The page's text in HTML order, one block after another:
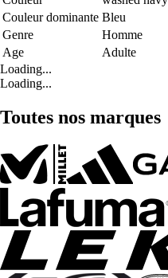
Couleur dominante Bleu
Genre
Homme
Age
Adulte
Loading...
Loading...
Toutes nos marques